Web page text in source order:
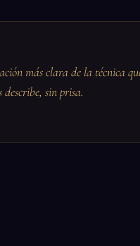
más clara de la técnica
sin prisa.